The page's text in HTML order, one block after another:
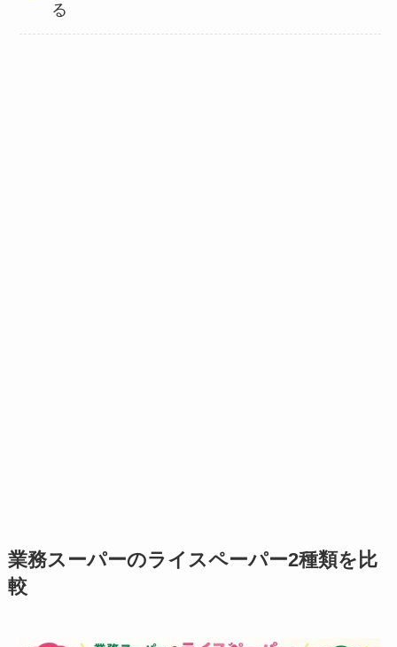
る
業務スーパーのライスペーパー2種類を比
較